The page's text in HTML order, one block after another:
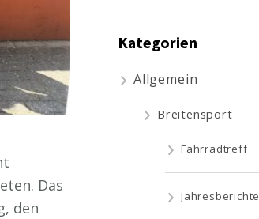
Das
den
Kategorien
Allgemein
Breitensport
Fahrradtreff
Jahresberichte